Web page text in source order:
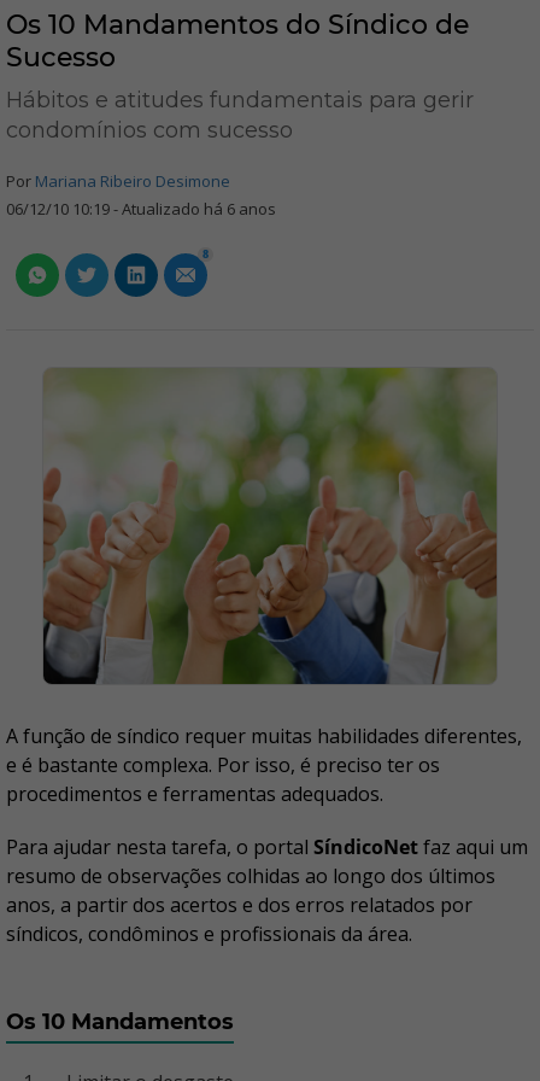
Os 10 Mandamentos do Síndico de
Sucesso
Hábitos e atitudes fundamentais para gerir
condomínios com sucesso
Por Mariana Ribeiro Desimone
06/12/10 10:19 - Atualizado há 6 anos
8
A função de síndico requer muitas habilidades diferentes,
e é bastante complexa. Por isso, é preciso ter os
procedimentos e ferramentas adequados.
Para ajudar nesta tarefa, o portal SíndicoNetfaz aqui um
resumo de observações colhidas ao longo dos últimos
anos, a partir dos acertos e dos erros relatados por
síndicos, condôminos e profissionais da área.
Os 10 Mandamentos